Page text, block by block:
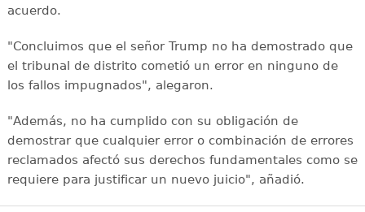
acuerdo.
"Concluimos que el señor Trump no ha demostrado que
el tribunal de distrito cometió un error en ninguno de
los fallos impugnados", alegaron.
"Además, no ha cumplido con su obligación de
demostrar que cualquier error o combinación de errores
reclamados afectó sus derechos fundamentales como se
requiere para justificar un nuevo juicio", añadió.